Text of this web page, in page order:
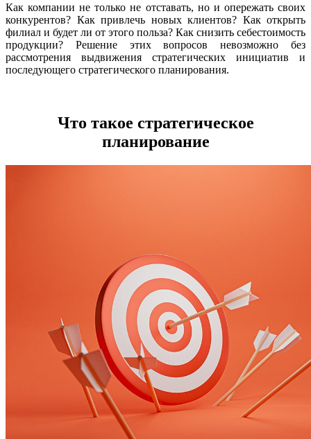
Как компании не только не отставать, но и опережать своих
конкурентов? Как привлечь новых клиентов? Как открыть
филиал и будет ли от этого польза? Как снизить себестоимость
продукции? Решение этих вопросов невозможно без
рассмотрения выдвижения стратегических инициатив и
последующего стратегического планирования.
Что такое стратегическое
планирование